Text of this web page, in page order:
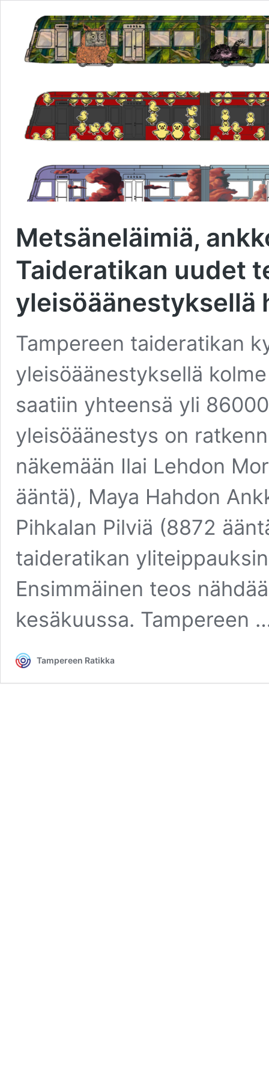
Metsäneläimiä,
Taideratikan uudet
yleisöäänestyksellä
Tampereen taideratikan
yleisöäänestyksellä
saatiin yhteensä yli
yleisöäänestys on
näkemään Ilai Lehdon
ääntä), Maya Hahdon
Pihkalan Pilviä (8872
taideratikan
Ensimmäinen teos
kesäkuussa. Tampereen
Tampereen Ratikka